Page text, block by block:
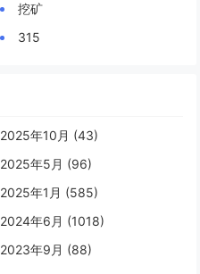
挖矿
315
2025年10月 (43)
2025年5月 (96)
2025年1月 (585)
2024年6月 (1018)
2023年9月 (88)